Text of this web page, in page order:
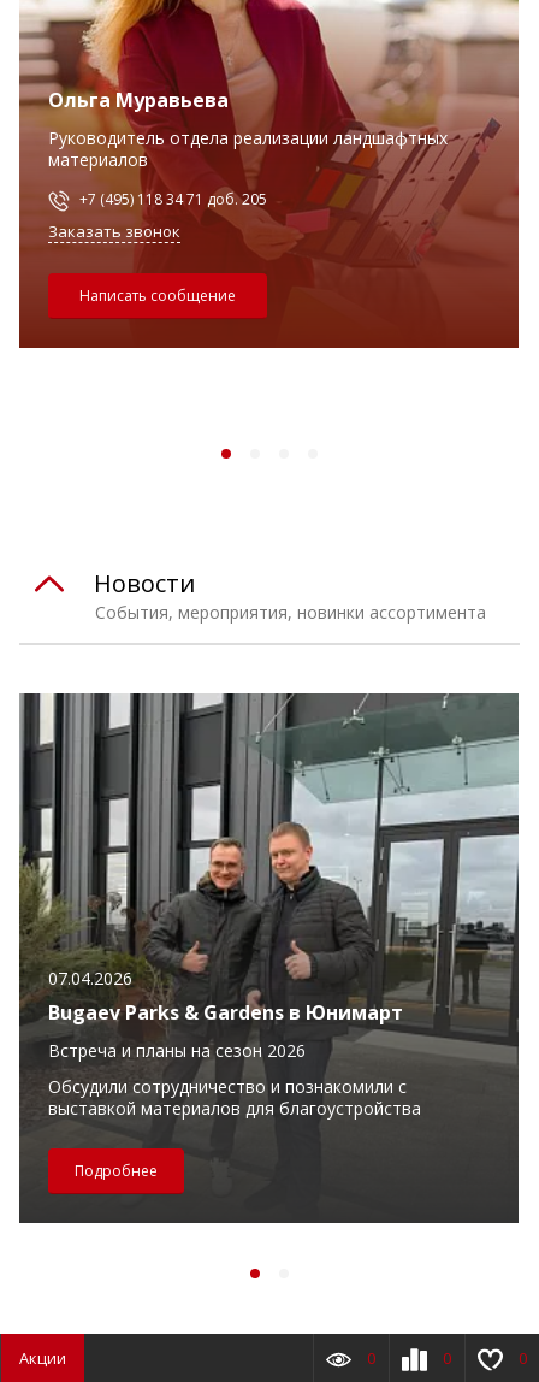
Ольга Муравьева
Руководитель отдела реализации ландшафтных
материалов
+7 (495) 118 34 71 доб. 205
Заказать звонок
Написать сообщение
События, мероприятия, новинки ассортимента
Новости
07.04.2026
Bugaev Parks & Gardens в Юнимарт
Встреча и планы на сезон 2026
Обсудили сотрудничество и познакомили с
выставкой материалов для благоустройства
Подробнее
Акции 0 0 0